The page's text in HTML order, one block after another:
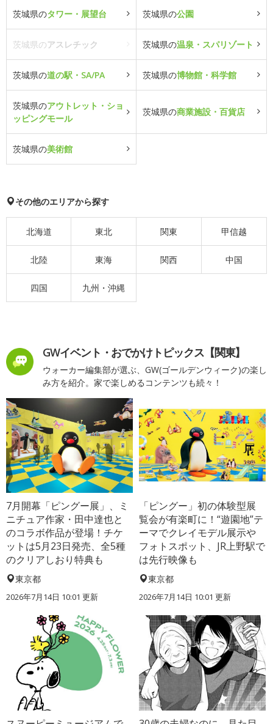
茨城県のタワー・展望台 茨城県の公園
茨城県のアスレチック 茨城県の温泉・スパリゾート
茨城県の道の駅・SA/PA 茨城県の博物館・科学館
茨城県のアウトレット・ショ
ッピングモール
茨城県の商業施設・百貨店
茨城県の美術館
その他のエリアから探す
北海道 東北 関東 甲信越
北陸 東海 関西 中国
四国 九州・沖縄
GWイベント・おでかけトピックス【関東】
ウォーカー編集部が選ぶ、GW(ゴールデンウィーク)の楽し
み方を紹介。家で楽しめるコンテンツも続々！
7月開幕「ピングー展」、ミ
ニチュア作家・田中達也と
のコラボ作品が登場！チケ
ットは5月23日発売、全5種
のクリアしおり特典も
東京都
2026年7月14日 10:01 更新
「ピングー」初の体験型展
覧会が有楽町に！“遊園地”テ
ーマでクレイモデル展示や
フォトスポット、JR上野駅で
は先行映像も
東京都
2026年7月14日 10:01 更新